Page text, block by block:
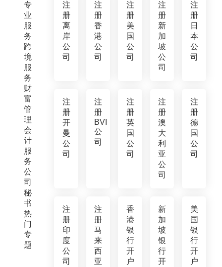
专
业
服
务
跨
境
服
务
财
富
管
理
会
计
服
务
公
司
秘
书
热
门
专
题
注
册
离
岸
公
司
注
册
香
港
公
司
注
册
美
国
公
司
注
册
新
加
坡
公
司
注
册
日
本
公
司
注
册
开
曼
公
司
注
册
BVI
公
司
注
册
英
国
公
司
注
册
澳
大
利
亚
公
司
注
册
德
国
公
司
注
册
印
度
公
司
注
册
马
来
西
亚
香
港
银
行
开
户
新
加
坡
银
行
开
美
国
银
行
开
户